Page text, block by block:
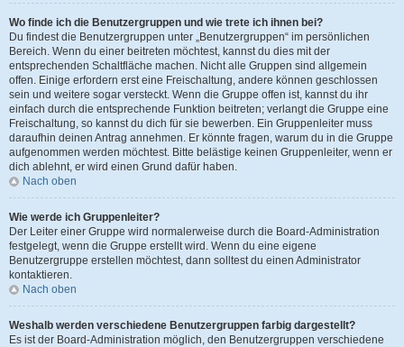
Wo finde ich die Benutzergruppen und wie trete ich ihnen bei?
Du findest die Benutzergruppen unter „Benutzergruppen“ im persönlichen
Bereich. Wenn du einer beitreten möchtest, kannst du dies mit der
entsprechenden Schaltfläche machen. Nicht alle Gruppen sind allgemein
offen. Einige erfordern erst eine Freischaltung, andere können geschlossen
sein und weitere sogar versteckt. Wenn die Gruppe offen ist, kannst du ihr
einfach durch die entsprechende Funktion beitreten; verlangt die Gruppe eine
Freischaltung, so kannst du dich für sie bewerben. Ein Gruppenleiter muss
daraufhin deinen Antrag annehmen. Er könnte fragen, warum du in die Gruppe
aufgenommen werden möchtest. Bitte belästige keinen Gruppenleiter, wenn er
dich ablehnt, er wird einen Grund dafür haben.
Nach oben
Wie werde ich Gruppenleiter?
Der Leiter einer Gruppe wird normalerweise durch die Board-Administration
festgelegt, wenn die Gruppe erstellt wird. Wenn du eine eigene
Benutzergruppe erstellen möchtest, dann solltest du einen Administrator
kontaktieren.
Nach oben
Weshalb werden verschiedene Benutzergruppen farbig dargestellt?
Es ist der Board-Administration möglich, den Benutzergruppen verschiedene